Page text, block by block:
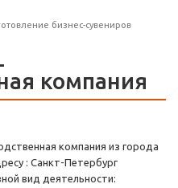
бизнес-сувениров
компания
компания из города
: Санкт-Петербург
вид деятельности: